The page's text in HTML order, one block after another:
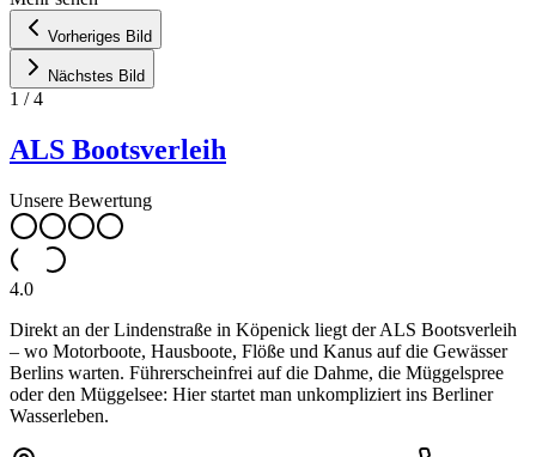
Vorheriges Bild
Nächstes Bild
1 /4
ALS Bootsverleih
Unsere Bewertung
4.0
Direkt an der Lindenstraße in Köpenick liegt der ALS Bootsverleih
– wo Motorboote, Hausboote, Flöße und Kanus auf die Gewässer
Berlins warten. Führerscheinfrei auf die Dahme, die Müggelspree
oder den Müggelsee: Hier startet man unkompliziert ins Berliner
Wasserleben.